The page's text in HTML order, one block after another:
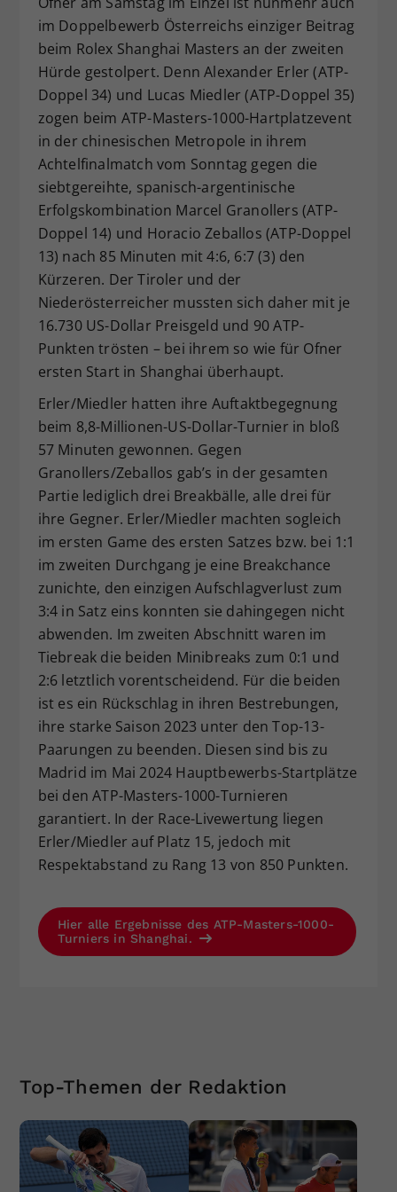
im Doppelbewerb Österreichs einziger Beitrag
beim Rolex Shanghai Masters an der zweiten
Hürde gestolpert. Denn Alexander Erler (ATP-
Doppel 34) und Lucas Miedler (ATP-Doppel 35)
zogen beim ATP-Masters-1000-Hartplatzevent
in der chinesischen Metropole in ihrem
Achtelfinalmatch vom Sonntag gegen die
siebtgereihte, spanisch-argentinische
Erfolgskombination Marcel Granollers (ATP-
Doppel 14) und Horacio Zeballos (ATP-Doppel
13) nach 85 Minuten mit 4:6, 6:7 (3) den
Kürzeren. Der Tiroler und der
Niederösterreicher mussten sich daher mit je
16.730 US-Dollar Preisgeld und 90 ATP-
Punkten trösten – bei ihrem so wie für Ofner
ersten Start in Shanghai überhaupt.
Erler/Miedler hatten ihre Auftaktbegegnung
beim 8,8-Millionen-US-Dollar-Turnier in bloß
57 Minuten gewonnen. Gegen
Granollers/Zeballos gab’s in der gesamten
Partie lediglich drei Breakbälle, alle drei für
ihre Gegner. Erler/Miedler machten sogleich
im ersten Game des ersten Satzes bzw. bei 1:1
im zweiten Durchgang je eine Breakchance
zunichte, den einzigen Aufschlagverlust zum
3:4 in Satz eins konnten sie dahingegen nicht
abwenden. Im zweiten Abschnitt waren im
Tiebreak die beiden Minibreaks zum 0:1 und
2:6 letztlich vorentscheidend. Für die beiden
ist es ein Rückschlag in ihren Bestrebungen,
ihre starke Saison 2023 unter den Top-13-
Paarungen zu beenden. Diesen sind bis zu
Madrid im Mai 2024 Hauptbewerbs-Startplätze
bei den ATP-Masters-1000-Turnieren
garantiert. In der Race-Livewertung liegen
Erler/Miedler auf Platz 15, jedoch mit
Respektabstand zu Rang 13 von 850 Punkten.
Hier alle Ergebnisse des ATP-Masters-1000-
Turniers in Shanghai.
Top-Themen der Redaktion
Zweck
Dieser Wert speichert Ihre Consent-
Einstellungen. Unter anderem eine
zufällig generierte ID, für die
historische Speicherung Ihrer
vorgenommen Einstellungen, falls der
Webseiten-Betreiber dies eingestellt
hat.